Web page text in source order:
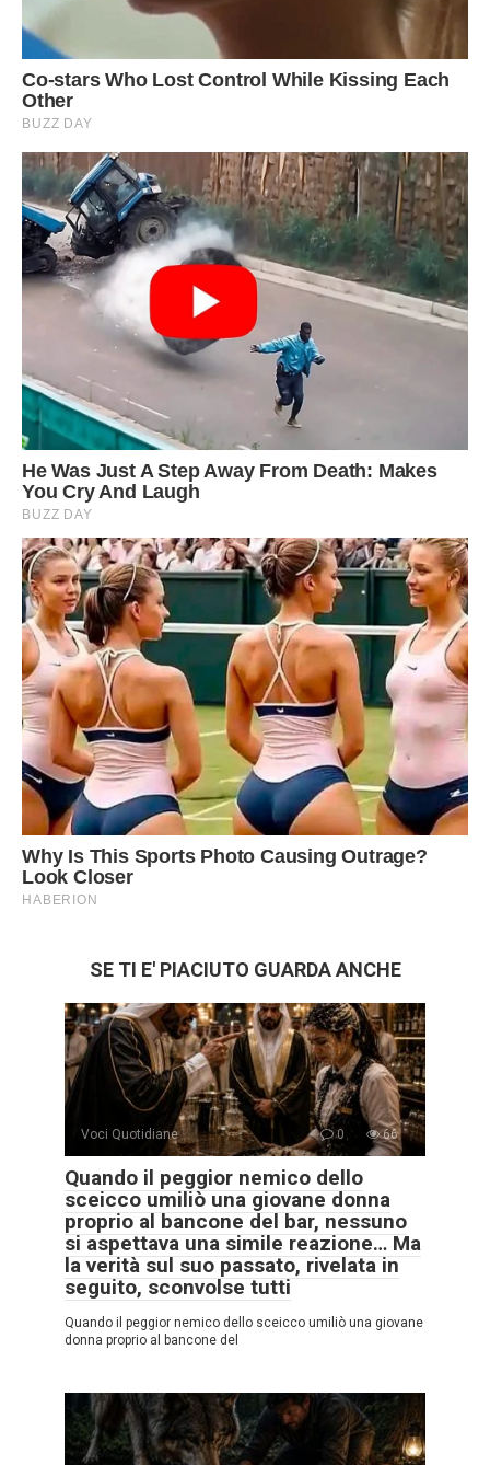
SE TI E' PIACIUTO GUARDA ANCHE
Voci Quotidiane 0 66
Quando il peggior nemico dello
sceicco umiliò una giovane donna
proprio al bancone del bar, nessuno
si aspettava una simile reazione… Ma
la verità sul suo passato, rivelata in
seguito, sconvolse tutti
Quando il peggior nemico dello sceicco umiliò una giovane
donna proprio al bancone del